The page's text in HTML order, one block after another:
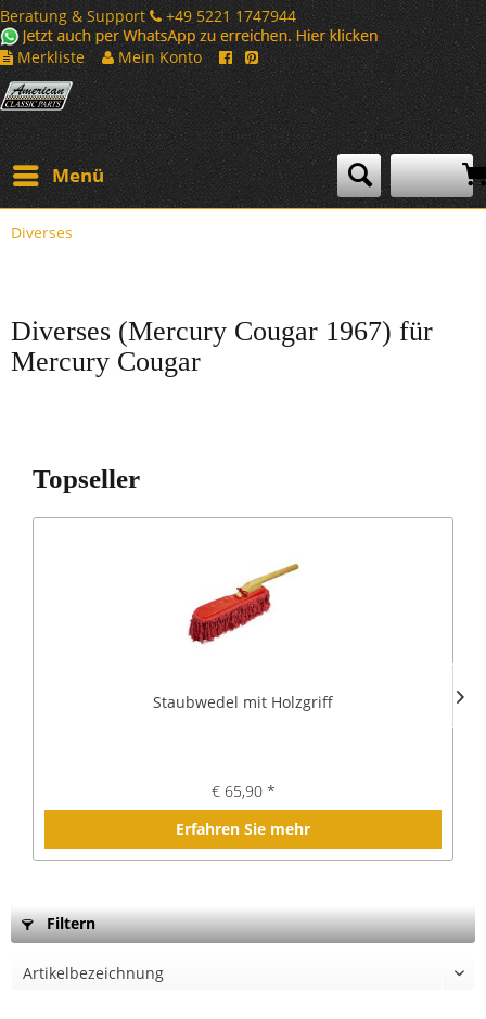
Beratung & Support
+49 5221 1747944
Merkliste
Mein Konto
Menü
Diverses
Diverses (Mercury Cougar 1967) für
Mercury Cougar
Topseller
Staubwedel mit Holzgriff
€ 65,90 *
Erfahren Sie mehr
Filtern